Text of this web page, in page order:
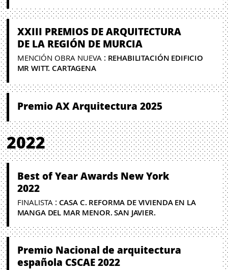
XXIII PREMIOS DE ARQUITECTURA
DE LA REGIÓN DE MURCIA
MENCIÓN OBRA NUEVA: REHABILITACIÓN EDIFICIO
MR WITT. CARTAGENA
Premio AX Arquitectura 2025
2022
Best of Year Awards New York
2022
FINALISTA: CASA C. REFORMA DE VIVIENDA EN LA
MANGA DEL MAR MENOR. SAN JAVIER.
Premio Nacional de arquitectura
española CSCAE 2022